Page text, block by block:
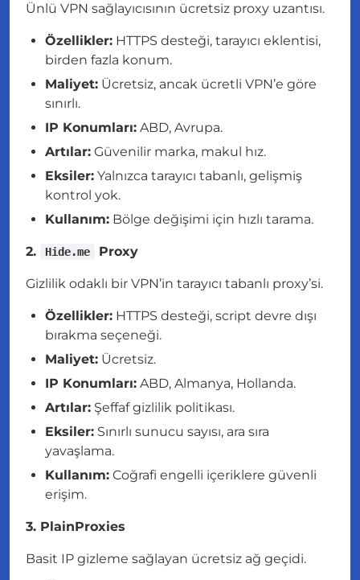
Ünlü VPN sağlayıcısının ücretsiz proxy uzantısı.
Özellikler: HTTPS desteği, tarayıcı eklentisi,
birden fazla konum.
Maliyet: Ücretsiz, ancak ücretli VPN’e göre
sınırlı.
IP Konumları: ABD, Avrupa.
Artılar: Güvenilir marka, makul hız.
Eksiler: Yalnızca tarayıcı tabanlı, gelişmiş
kontrol yok.
Kullanım: Bölge değişimi için hızlı tarama.
2. Hide.me Proxy
Gizlilik odaklı bir VPN’in tarayıcı tabanlı proxy’si.
Özellikler: HTTPS desteği, script devre dışı
bırakma seçeneği.
Maliyet: Ücretsiz.
IP Konumları: ABD, Almanya, Hollanda.
Artılar: Şeffaf gizlilik politikası.
Eksiler: Sınırlı sunucu sayısı, ara sıra
yavaşlama.
Kullanım: Coğrafi engelli içeriklere güvenli
erişim.
3. PlainProxies
Basit IP gizleme sağlayan ücretsiz ağ geçidi.